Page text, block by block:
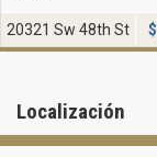
20321 Sw 48th St $
Localización